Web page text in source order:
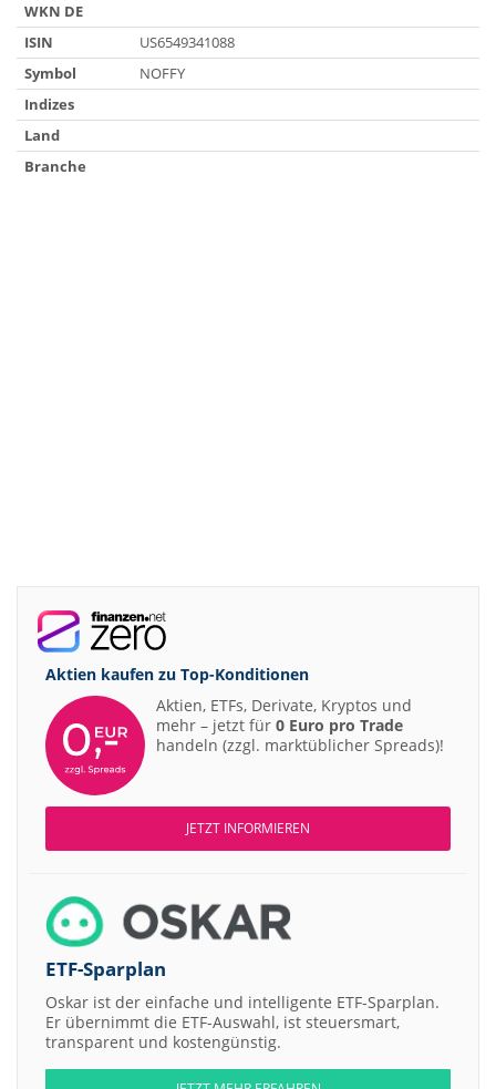
WKN DE
ISIN
US6549341088
Symbol
NOFFY
Indizes
Land
Branche
Aktien kaufen zu Top-Konditionen
Aktien, ETFs, Derivate, Kryptos und
mehr – jetzt für 0 Euro pro Trade
handeln (zzgl. marktüblicher Spreads)!
JETZT INFORMIEREN
ETF-Sparplan
Oskar ist der einfache und intelligente ETF-Sparplan.
Er übernimmt die ETF-Auswahl, ist steuersmart,
transparent und kostengünstig.